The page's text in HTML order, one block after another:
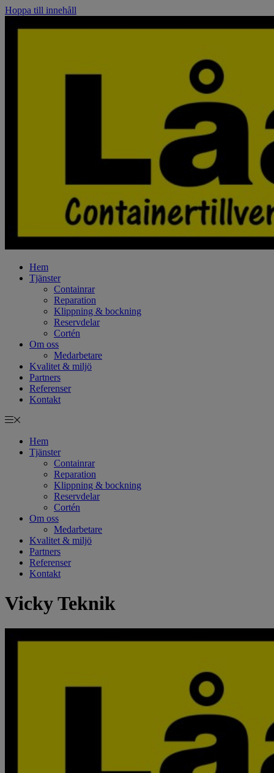
Hoppa till innehåll
Hem
Tjänster
Containrar
Reparation
Klippning & bockning
Reservdelar
Cortén
Om oss
Medarbetare
Kvalitet & miljö
Partners
Referenser
Kontakt
Hem
Tjänster
Containrar
Reparation
Klippning & bockning
Reservdelar
Cortén
Om oss
Medarbetare
Kvalitet & miljö
Partners
Referenser
Kontakt
Vicky Teknik